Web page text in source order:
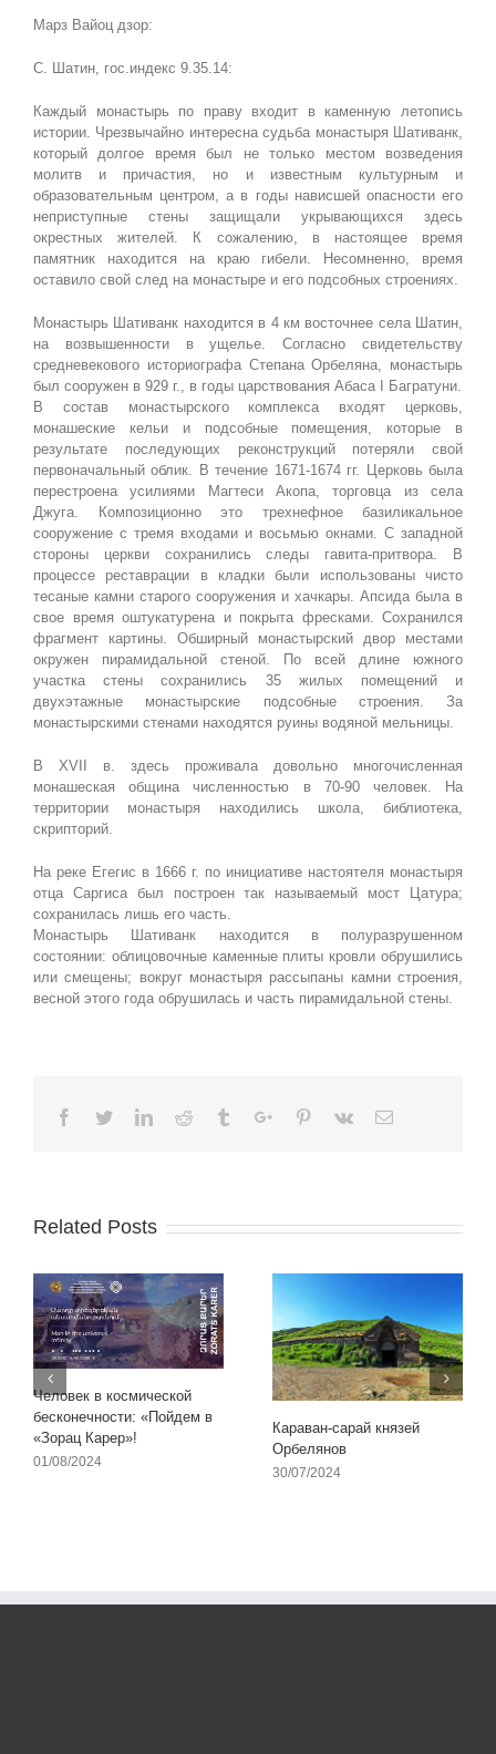
Марз Вайоц дзор:
С. Шатин, гос.индекс 9.35.14:
Каждый монастырь по праву входит в каменную летопись
истории. Чрезвычайно интересна судьба монастыря Шативанк,
который долгое время был не только местом возведения
молитв и причастия, но и известным культурным и
образовательным центром, а в годы нависшей опасности его
неприступные стены защищали укрывающихся здесь
окрестных жителей. К сожалению, в настоящее время
памятник находится на краю гибели. Несомненно, время
оставило свой след на монастыре и его подсобных строениях.
Монастырь Шативанк находится в 4 км восточнее села Шатин,
на возвышенности в ущелье. Согласно свидетельству
средневекового историографа Степана Орбеляна, монастырь
был сооружен в 929 г., в годы царствования Абаса I Багратуни.
В состав монастырского комплекса входят церковь,
монашеские кельи и подсобные помещения, которые в
результате последующих реконструкций потеряли свой
первоначальный облик. В течение 1671-1674 гг. Церковь была
перестроена усилиями Магтеси Акопа, торговца из села
Джуга. Композиционно это трехнефное базиликальное
сооружение с тремя входами и восьмью окнами. С западной
стороны церкви сохранились следы гавита-притвора. В
процессе реставрации в кладки были использованы чисто
тесаные камни старого сооружения и хачкары. Апсида была в
свое время оштукатурена и покрыта фресками. Сохранился
фрагмент картины. Обширный монастырский двор местами
окружен пирамидальной стеной. По всей длине южного
участка стены сохранились 35 жилых помещений и
двухэтажные монастырские подсобные строения. За
монастырскими стенами находятся руины водяной мельницы.
В XVII в. здесь проживала довольно многочисленная
монашеская община численностью в 70-90 человек. На
территории монастыря находились школа, библиотека,
скрипторий.
На реке Егегис в 1666 г. по инициативе настоятеля монастыря
отца Саргиса был построен так называемый мост Цатура;
сохранилась лишь его часть.
Монастырь Шативанк находится в полуразрушенном
состоянии: облицовочные каменные плиты кровли обрушились
или смещены; вокруг монастыря рассыпаны камни строения,
весной этого года обрушилась и часть пирамидальной стены.
Facebook
TwitterLinkedinReddit TumblrGoogle+Pinterest
Vk Email
Related Posts
Человек в космической
бесконечности: «Пойдем в
«Зорац Карер»!
01/08/2024
Караван-сарай князей
Орбелянов
30/07/2024